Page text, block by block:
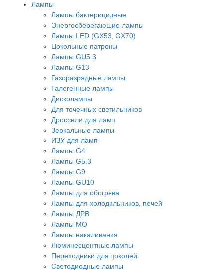
Лампы
Лампы бактерицидные
Энергосберегающие лампы
Лампы LED (GX53, GX70)
Цокольные патроны
Лампы GU5.3
Лампы G13
Газоразрядные лампы
Галогенные лампы
Дисколампы
Для точечных светильников
Дроссели для ламп
Зеркальные лампы
ИЗУ для ламп
Лампы G4
Лампы G5.3
Лампы G9
Лампы GU10
Лампы для обогрева
Лампы для холодильников, печей
Лампы ДРВ
Лампы МО
Лампы накаливания
Люминесцентные лампы
Переходники для цоколей
Светодиодные лампы